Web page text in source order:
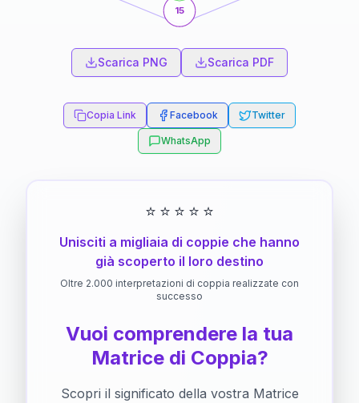
15
Scarica PNG Scarica PDF
Copia Link Facebook Twitter
WhatsApp
⭐ ⭐ ⭐ ⭐ ⭐
Unisciti a migliaia di coppie che hanno
già scoperto il loro destino
Oltre 2.000 interpretazioni di coppia realizzate con
successo
Vuoi comprendere la tua
Matrice di Coppia?
Scopri il significato della vostra Matrice